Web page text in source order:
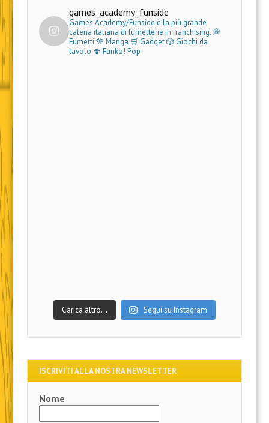
games_academy_funside
Games Academy/Funside è la più grande
catena italiana di fumetterie in franchising.💭
Fumetti 🎌 Manga 🛒 Gadget🎲 Giochi da
tavolo 🍄 Funko! Pop
Carica altro… Segui su Instagram
ISCRIVITI ALLA NOSTRA NEWSLETTER
Nome